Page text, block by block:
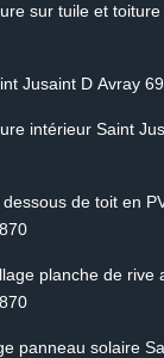
sur tuile et
Jusaint D Avray
intérieur Saint
de toit en
planche de rive
panneau solaire